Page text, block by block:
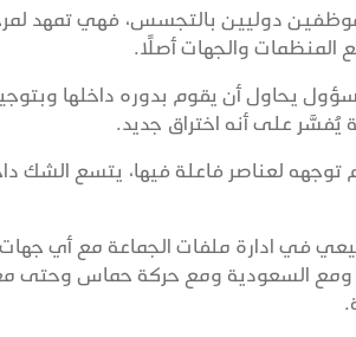
دوليين بالتجسس، فهي تمهد
المنظمات والجهات أصلًا.
يحاول أن يقوم بدوره داخلها
يُفسَّر على أنه اختراق جديد.
توجهه لعناصر فاعلة فيها، يتسع الشك
في ادارة ملفات الجماعة مع أي
ومع السعودية ومع حركة حماس وحتى